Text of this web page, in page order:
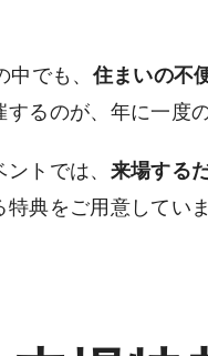
中でも、住まいの不
するのが、年に一度
トでは、 来場する
典をご用意していま